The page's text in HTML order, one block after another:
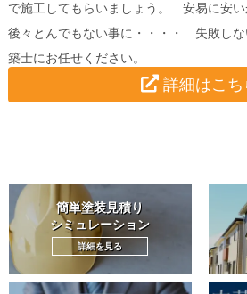
で施工してもらいましょう。 安易に安い
後々とんでもない事に・・・・ 失敗しな
築士にお任せください。
詳細はこち
簡単塗装見積り
シミュレーション
詳細を見る